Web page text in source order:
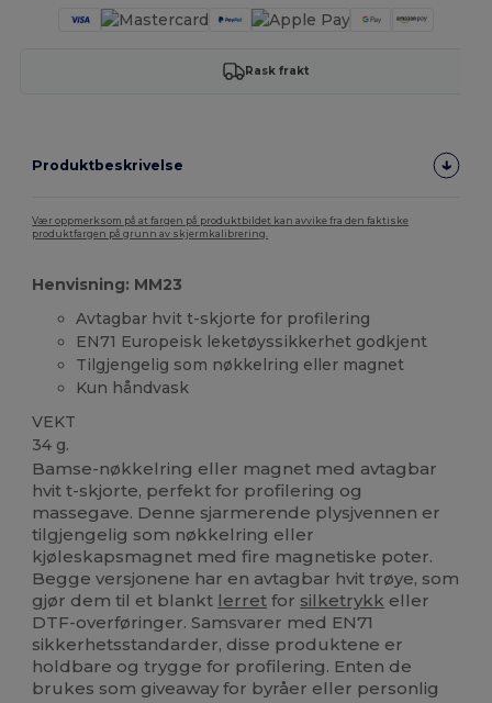
Rask frakt
Produktbeskrivelse
Vær oppmerksom på at fargen på produktbildet kan avvike fra den faktiske
produktfargen på grunn av skjermkalibrering.
Henvisning: MM23
Avtagbar hvit t-skjorte for profilering
EN71 Europeisk leketøyssikkerhet godkjent
Tilgjengelig som nøkkelring eller magnet
Kun håndvask
VEKT
34 g.
Bamse-nøkkelring eller magnet med avtagbar
hvit t-skjorte, perfekt for profilering og
massegave. Denne sjarmerende plysjvennen er
tilgjengelig som nøkkelring eller
kjøleskapsmagnet med fire magnetiske poter.
Begge versjonene har en avtagbar hvit trøye, som
gjør dem til et blankt lerret for silketrykk eller
DTF-overføringer. Samsvarer med EN71
sikkerhetsstandarder, disse produktene er
holdbare og trygge for profilering. Enten de
brukes som giveaway for byråer eller personlig